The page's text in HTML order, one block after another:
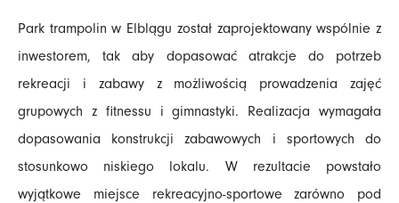
Park trampolin w Elblągu został zaprojektowany wspólnie z
inwestorem, tak aby dopasować atrakcje do potrzeb
rekreacji i zabawy z możliwością prowadzenia zajęć
grupowych z fitnessu i gimnastyki. Realizacja wymagała
dopasowania konstrukcji zabawowych i sportowych do
stosunkowo niskiego lokalu. W rezultacie powstało
wyjątkowe miejsce rekreacyjno-sportowe zarówno pod